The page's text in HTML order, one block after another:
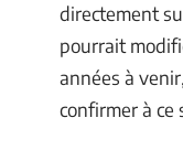
directement
pourrait
années à
confirmer à ce